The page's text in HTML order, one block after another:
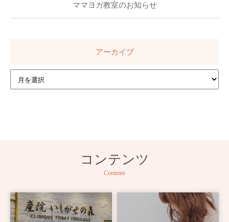
ママヨガ教室のお知らせ
アーカイブ
コンテンツ
Contents